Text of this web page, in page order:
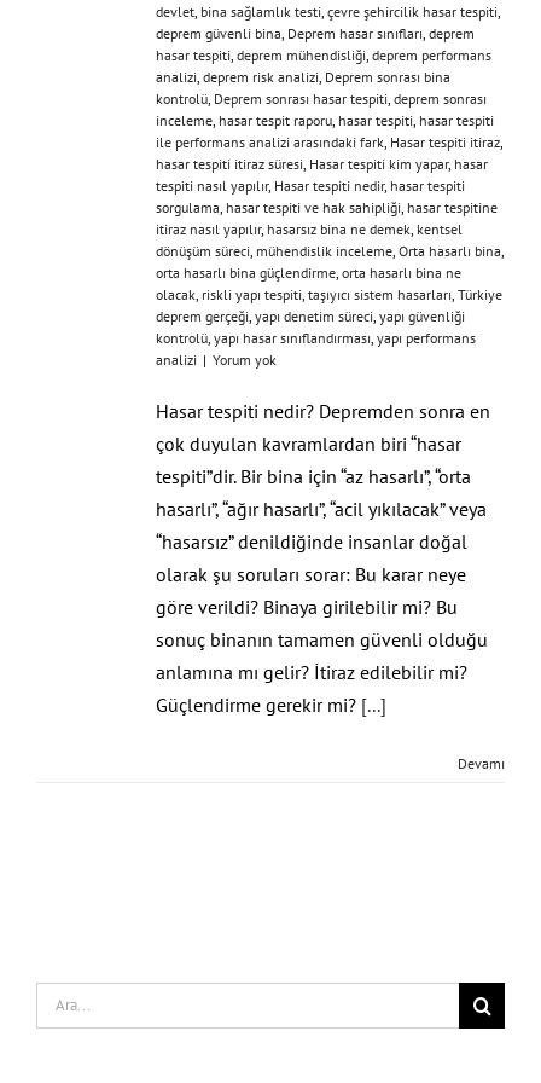
devlet bina sağlamlık testi çevre şehircilik hasar tespiti
deprem güvenli bina Deprem hasar sınıfları deprem
hasar tespiti deprem mühendisliği deprem performans
analizi deprem risk analizi Deprem sonrası bina
kontrolü Deprem sonrası hasar tespiti deprem sonrası
inceleme hasar tespit raporu hasar tespiti hasar tespiti
ile performans analizi arasındaki fark Hasar tespiti itiraz
hasar tespiti itiraz süresi Hasar tespiti kim yapar, hasar
tespiti nasıl yapılır, Hasar tespiti nedir, hasar tespiti
sorgulama hasar tespiti ve hak sahipliği hasar tespitine
itiraz nasıl yapılır, hasarsız bina ne demek kentsel
dönüşüm süreci mühendislik inceleme Orta hasarlı bina
orta hasarlı bina güçlendirme orta hasarlı bina ne
olacak riskli yapı tespiti taşıyıcı sistem hasarları Türkiye
deprem gerçeği yapı denetim süreci yapı güvenliği
kontrolü yapı hasar sınıflandırması yapı performans
analizi | Yorum yok
Hasar tespiti nedir? Depremden sonra en
çok duyulan kavramlardan biri “hasar
tespiti”dir. Bir bina için “az hasarlı”, “orta
hasarlı”, “ağır hasarlı”, “acil yıkılacak” veya
“hasarsız” denildiğinde insanlar doğal
olarak şu soruları sorar: Bu karar neye
göre verildi? Binaya girilebilir mi? Bu
sonuç binanın tamamen güvenli olduğu
anlamına mı gelir? İtiraz edilebilir mi?
Güçlendirme gerekir mi? [...]
Devamı
Search
for: